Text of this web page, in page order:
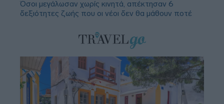
Όσοι μεγάλωσαν χωρίς κινητά, απέκτησαν 6
δεξιότητες ζωής που οι νέοι δεν θα μάθουν ποτέ